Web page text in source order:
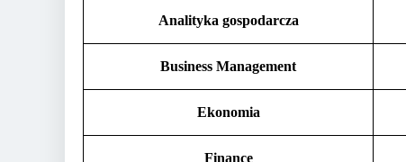
Analityka gospodarcza
Business Management
Ekonomia
Finance